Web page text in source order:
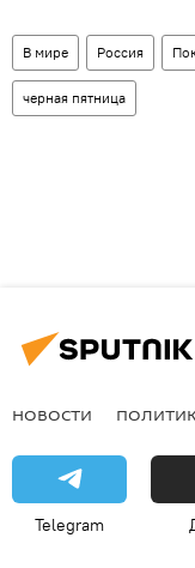
В мире Россия
черная пятница
НОВОСТИ
Telegram